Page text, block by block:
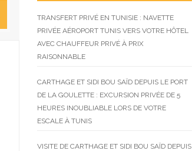
TRANSFERT PRIVÉ EN TUNISIE : NAVETTE
PRIVÉE AÉROPORT TUNIS VERS VOTRE HÔTEL
AVEC CHAUFFEUR PRIVÉ À PRIX
RAISONNABLE
CARTHAGE ET SIDI BOU SAÏD DEPUIS LE PORT
DE LA GOULETTE : EXCURSION PRIVÉE DE 5
HEURES INOUBLIABLE LORS DE VOTRE
ESCALE À TUNIS
VISITE DE CARTHAGE ET SIDI BOU SAÏD DEPUIS